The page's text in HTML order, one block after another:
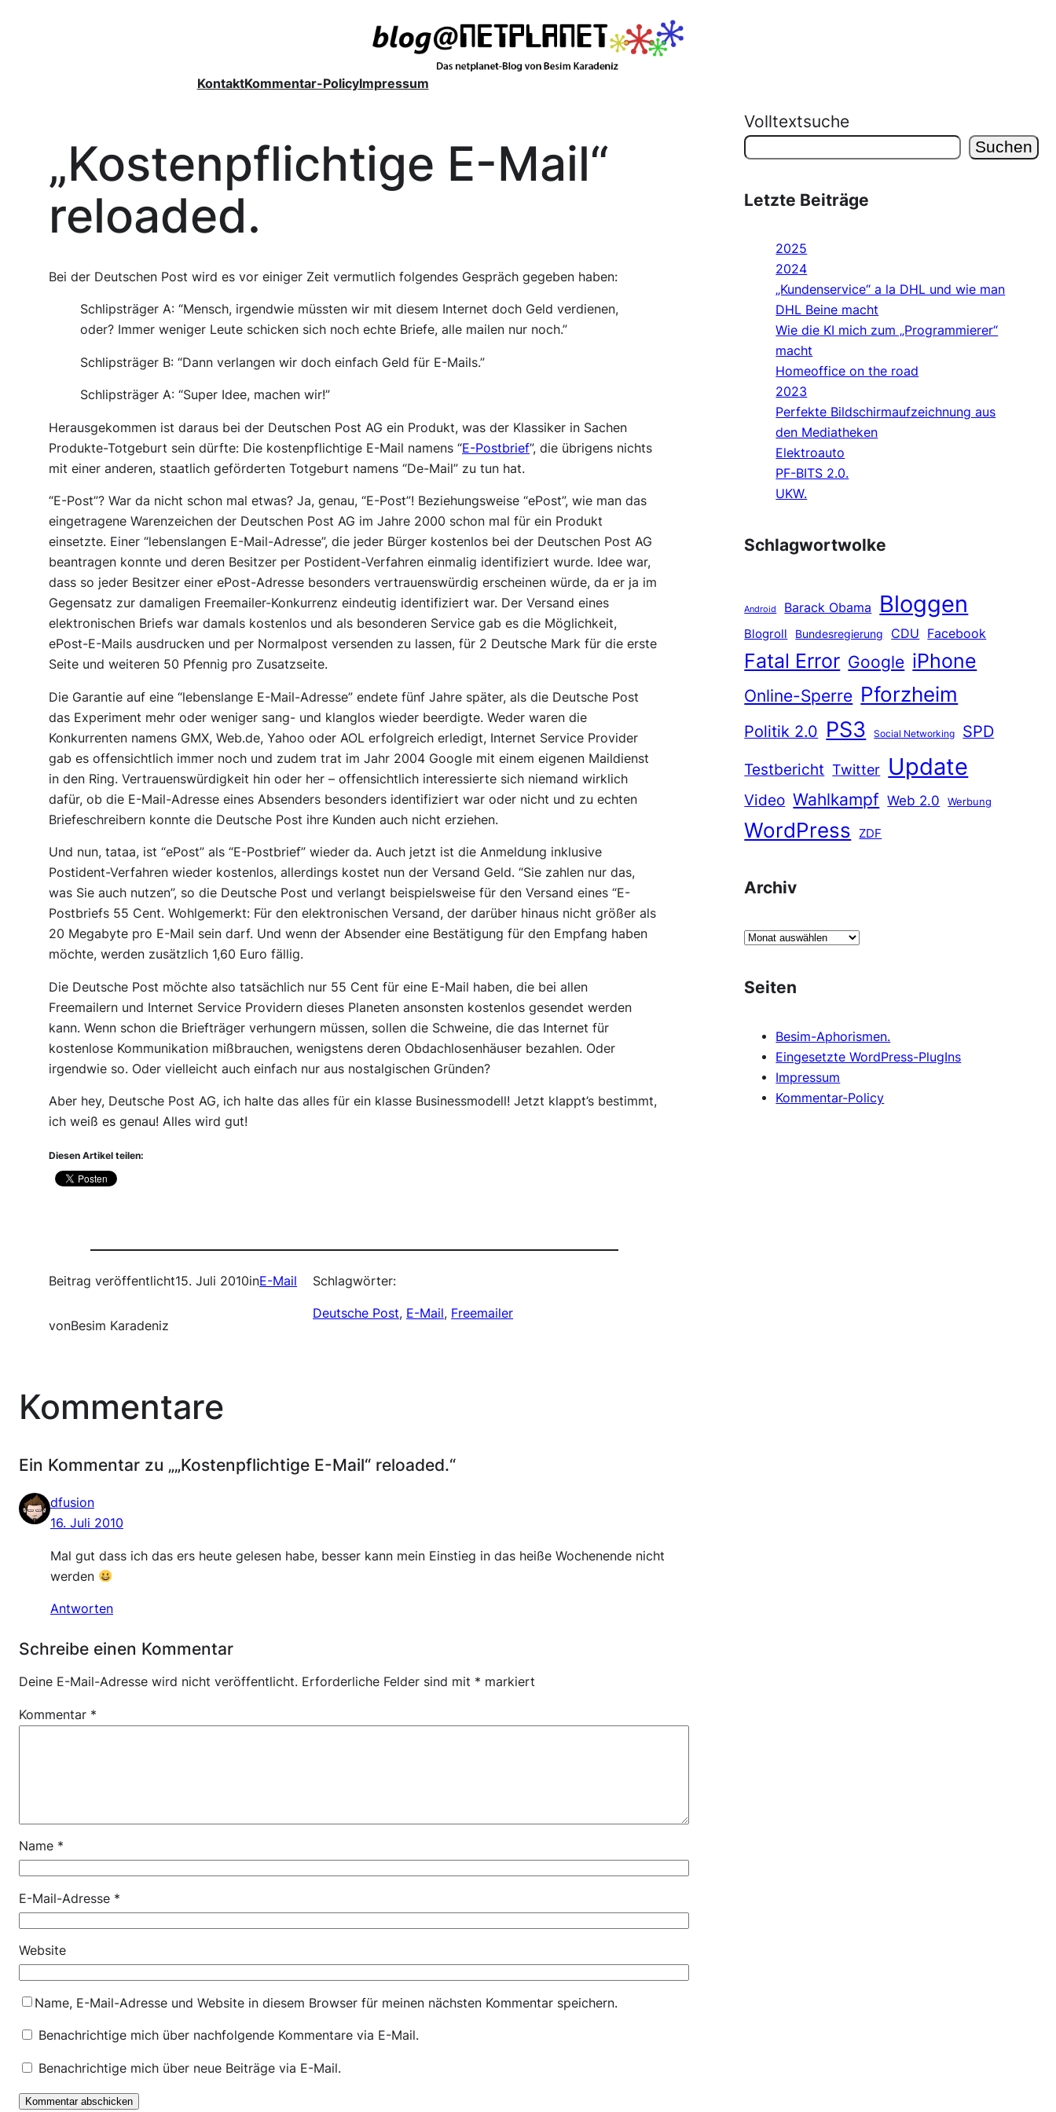
KontaktKommentar-PolicyImpressum
„Kostenpflichtige E-Mail“
reloaded.
Bei der Deutschen Post wird es vor einiger Zeit vermutlich folgendes Gespräch gegeben haben:
Schlipsträger A:“Mensch, irgendwie müssten wir mit diesem Internet doch Geld verdienen,
oder? Immer weniger Leute schicken sich noch echte Briefe, alle mailen nur noch.”
Schlipsträger B:“Dann verlangen wir doch einfach Geld für E-Mails.”
Schlipsträger A:“Super Idee, machen wir!”
Herausgekommen ist daraus bei der Deutschen Post AG ein Produkt, was der Klassiker in Sachen
Produkte-Totgeburt sein dürfte: Die kostenpflichtige E-Mail namens “E-Postbrief”, die übrigens nichts
mit einer anderen, staatlich geförderten Totgeburt namens “De-Mail” zu tun hat.
“E-Post”? War da nicht schon mal etwas? Ja, genau, “E-Post”! Beziehungsweise “ePost”, wie man das
eingetragene Warenzeichen der Deutschen Post AG im Jahre 2000 schon mal für ein Produkt
einsetzte. Einer “lebenslangen E-Mail-Adresse”, die jeder Bürger kostenlos bei der Deutschen Post AG
beantragen konnte und deren Besitzer per Postident-Verfahren einmalig identifiziert wurde. Idee war,
dass so jeder Besitzer einer ePost-Adresse besonders vertrauenswürdig erscheinen würde, da er ja im
Gegensatz zur damaligen Freemailer-Konkurrenz eindeutig identifiziert war. Der Versand eines
elektronischen Briefs war damals kostenlos und als besonderen Service gab es die Möglichkeit,
ePost-E-Mails ausdrucken und per Normalpost versenden zu lassen, für 2 Deutsche Mark für die erste
Seite und weiteren 50 Pfennig pro Zusatzseite.
Die Garantie auf eine “lebenslange E-Mail-Adresse” endete fünf Jahre später, als die Deutsche Post
das Experiment mehr oder weniger sang- und klanglos wieder beerdigte. Weder waren die
Konkurrenten namens GMX, Web.de, Yahoo oder AOL erfolgreich erledigt, Internet Service Provider
gab es offensichtlich immer noch und zudem trat im Jahr 2004 Google mit einem eigenen Maildienst
in den Ring. Vertrauenswürdigkeit hin oder her – offensichtlich interessierte sich niemand wirklich
dafür, ob die E-Mail-Adresse eines Absenders besonders identifiziert war oder nicht und zu echten
Briefeschreibern konnte die Deutsche Post ihre Kunden auch nicht erziehen.
Und nun, tataa, ist “ePost” als “E-Postbrief” wieder da. Auch jetzt ist die Anmeldung inklusive
Postident-Verfahren wieder kostenlos, allerdings kostet nun der Versand Geld. “Sie zahlen nur das,
was Sie auch nutzen”, so die Deutsche Post und verlangt beispielsweise für den Versand eines “E-
Postbriefs 55 Cent. Wohlgemerkt: Für den elektronischen Versand, der darüber hinaus nicht größer als
20 Megabyte pro E-Mail sein darf. Und wenn der Absender eine Bestätigung für den Empfang haben
möchte, werden zusätzlich 1,60 Euro fällig.
Die Deutsche Post möchte also tatsächlich nur 55 Cent für eine E-Mail haben, die bei allen
Freemailern und Internet Service Providern dieses Planeten ansonsten kostenlos gesendet werden
kann. Wenn schon die Briefträger verhungern müssen, sollen die Schweine, die das Internet für
kostenlose Kommunikation mißbrauchen, wenigstens deren Obdachlosenhäuser bezahlen. Oder
irgendwie so. Oder vielleicht auch einfach nur aus nostalgischen Gründen?
Aber hey, Deutsche Post AG, ich halte das alles für ein klasse Businessmodell! Jetzt klappt’s bestimmt,
ich weiß es genau! Alles wird gut!
Diesen Artikel teilen:
Beitrag veröffentlicht15. Juli 2010inE-Mail
vonBesim Karadeniz
Schlagwörter:
Deutsche Post, E-Mail, Freemailer
Kommentare
Ein Kommentar zu „„Kostenpflichtige E-Mail“ reloaded.“
dfusion
16. Juli 2010
Mal gut dass ich das ers heute gelesen habe, besser kann mein Einstieg in das heiße Wochenende nicht
werden
Antworten
Schreibe einen Kommentar
Deine E-Mail-Adresse wird nicht veröffentlicht. Erforderliche Felder sind mit * markiert
Kommentar *
Name *
E-Mail-Adresse *
Website
Name, E-Mail-Adresse und Website in diesem Browser für meinen nächsten Kommentar speichern.
Benachrichtige mich über nachfolgende Kommentare via E-Mail.
Benachrichtige mich über neue Beiträge via E-Mail.
Volltextsuche
Suchen
Letzte Beiträge
2025
2024
„Kundenservice“ a la DHL und wie man
DHL Beine macht
Wie die KI mich zum „Programmierer“
macht
Homeoffice on the road
2023
Perfekte Bildschirmaufzeichnung aus
den Mediatheken
Elektroauto
PF-BITS 2.0.
UKW.
Schlagwortwolke
Android Barack Obama Bloggen
Blogroll Bundesregierung CDU Facebook
Fatal Error Google iPhone
Online-Sperre Pforzheim
Politik 2.0 PS3 Social Networking
SPD
Testbericht Twitter Update
Video Wahlkampf Web 2.0 Werbung
WordPress ZDF
Archiv
A
h
Seiten
Besim-Aphorismen.
Eingesetzte WordPress-PlugIns
Impressum
Kommentar-Policy